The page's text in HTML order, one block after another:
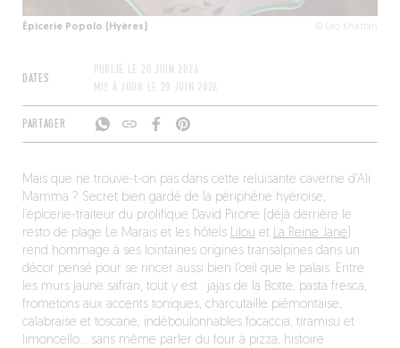
Épicerie Popolo (Hyères) ​© Léo Kharfan​
DATES
PUBLIÉ LE 20 JUIN 2026
MIS À JOUR LE 20 JUIN 2026
PARTAGER
Mais que ne trouve-t-on pas dans cette reluisante caverne d’Ali
Mamma ? Secret bien gardé de la périphérie hyéroise,
l’épicerie-traiteur du prolifique David Pirone (déjà derrière le
resto de plage Le Marais et les hôtels Lilou et La Reine Jane
rend hommage à ses lointaines origines transalpines dans un
décor pensé pour se rincer aussi bien l’œil que le palais. Entre
les murs jaune safran, tout y est : jajas de la Botte, pasta fresca,
frometons aux accents toniques, charcutaille piémontaise,
calabraise et toscane, indéboulonnables focaccia, tiramisu et
limoncello… sans même parler du four à pizza, histoire